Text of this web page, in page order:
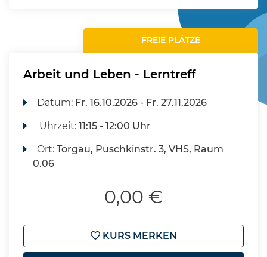
FREIE PLÄTZE
Arbeit und Leben - Lerntreff
Datum: Fr. 16.10.2026 - Fr. 27.11.2026
Uhrzeit:11:15 - 12:00 Uhr
Ort:Torgau, Puschkinstr. 3, VHS, Raum
0.06
0,00 €
KURS MERKEN